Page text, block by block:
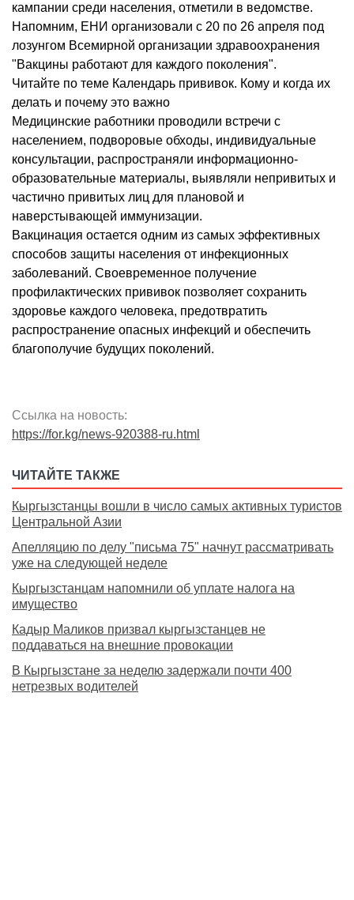
кампании среди населения, отметили в ведомстве.
Напомним, ЕНИ организовали с 20 по 26 апреля под
лозунгом Всемирной организации здравоохранения
"Вакцины работают для каждого поколения".
Читайте по теме Календарь прививок. Кому и когда их
делать и почему это важно
Медицинские работники проводили встречи с
населением, подворовые обходы, индивидуальные
консультации, распространяли информационно-
образовательные материалы, выявляли непривитых и
частично привитых лиц для плановой и
наверстывающей иммунизации.
Вакцинация остается одним из самых эффективных
способов защиты населения от инфекционных
заболеваний. Своевременное получение
профилактических прививок позволяет сохранить
здоровье каждого человека, предотвратить
распространение опасных инфекций и обеспечить
благополучие будущих поколений.
Ссылка на новость:
https://for.kg/news-920388-ru.html
ЧИТАЙТЕ ТАКЖЕ
Кыргызстанцы вошли в число самых активных туристов
Центральной Азии
Апелляцию по делу "письма 75" начнут рассматривать
уже на следующей неделе
Кыргызстанцам напомнили об уплате налога на
имущество
Кадыр Маликов призвал кыргызстанцев не
поддаваться на внешние провокации
В Кыргызстане за неделю задержали почти 400
нетрезвых водителей